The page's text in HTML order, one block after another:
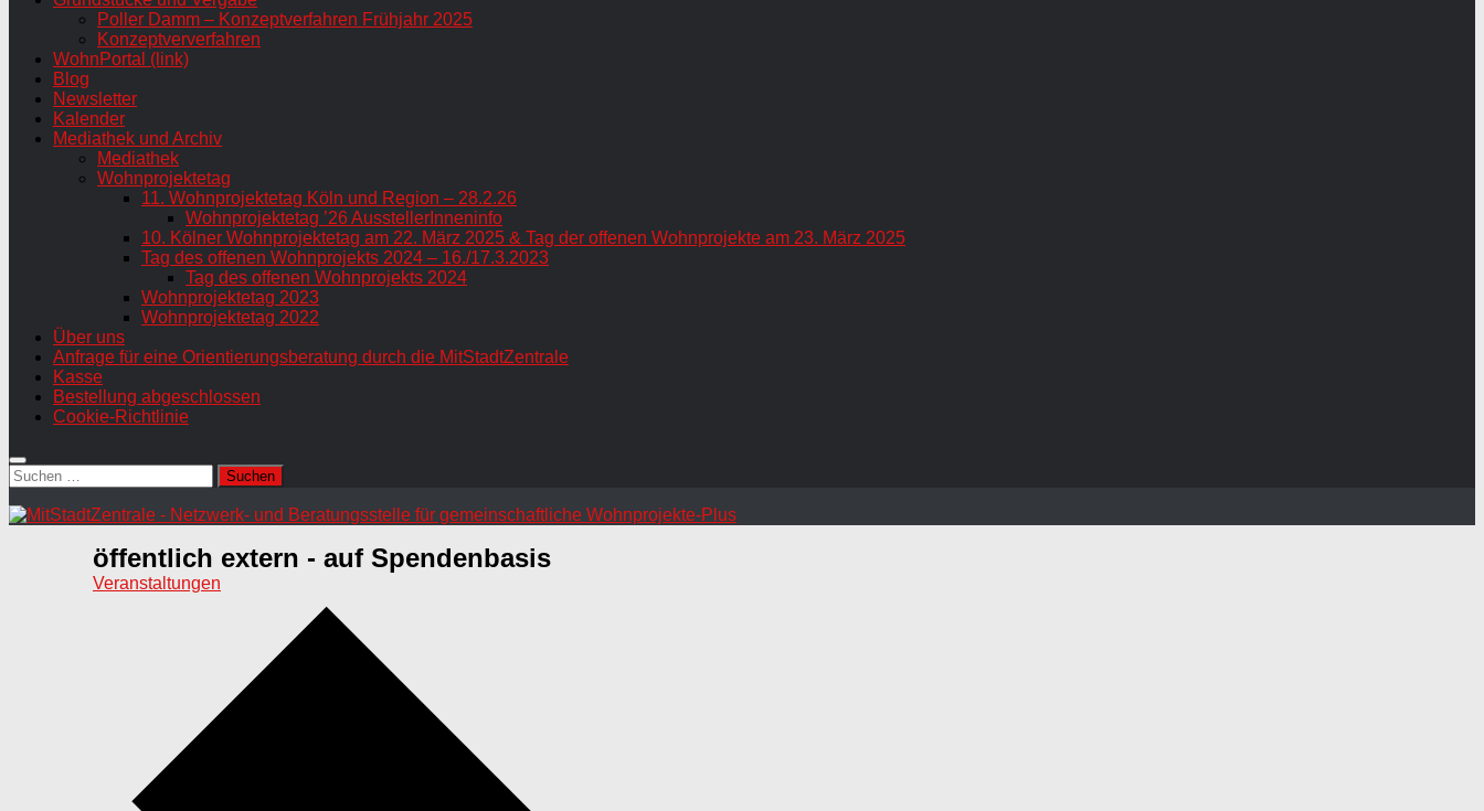
Poller Damm – Konzeptverfahren Frühjahr 2025
Konzeptververfahren
WohnPortal (link)
Blog
Newsletter
Kalender
Mediathek und Archiv
Mediathek
Wohnprojektetag
11. Wohnprojektetag Köln und Region – 28.2.26
Wohnprojektetag ’26 AusstellerInneninfo
10. Kölner Wohnprojektetag am 22. März 2025 & Tag der offenen Wohnprojekte am 23. März 2025
Tag des offenen Wohnprojekts 2024 – 16./17.3.2023
Tag des offenen Wohnprojekts 2024
Wohnprojektetag 2023
Wohnprojektetag 2022
Über uns
Anfrage für eine Orientierungsberatung durch die MitStadtZentrale
Kasse
Bestellung abgeschlossen
Cookie-Richtlinie
Suchen
nach:
öffentlich extern - auf Spendenbasis
Veranstaltungen